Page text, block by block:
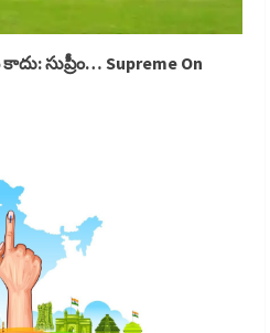
సుప్రీం… Supreme On